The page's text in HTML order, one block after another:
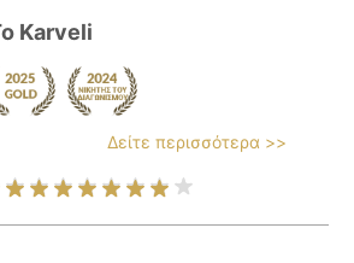
Karveli
Δείτε περισσότερα >>